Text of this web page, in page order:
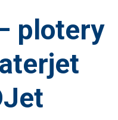
plotery